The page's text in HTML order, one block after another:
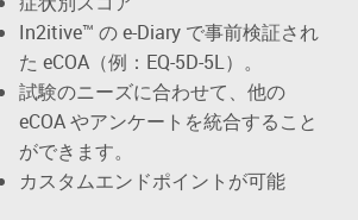
In2itive™ の e-Diary で事前検証され
た eCOA（例：EQ-5D-5L）。
試験のニーズに合わせて、他の
eCOA やアンケートを統合すること
ができます。
カスタムエンドポイントが可能